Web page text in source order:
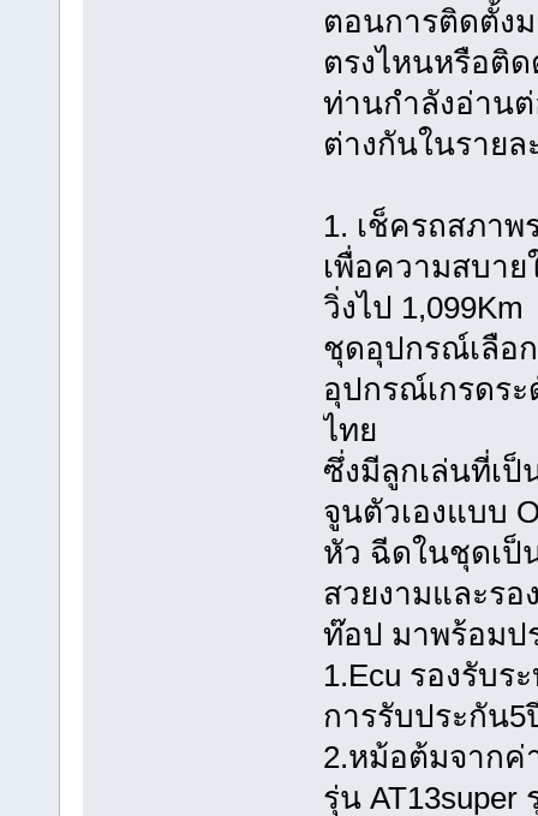
ตอนการติดตั้ง
ตรงไหนหรือติ
ท่านกำลังอ่าน
ต่างกันในรายล
1. เช็ครถสภา
เพื่อความสบา
วิ่งไป 1,099Km
ชุดอุปกรณ์เลือก
อุปกรณ์เกรดร
ไทย
ซึ่งมีลูกเล่นที่เป็
จูนตัวเองแบบ
หัว ฉีดในชุดเป็
สวยงามและร
ท๊อป มาพร้อมป
1.Ecu รองรับร
การรับประกัน5
2.หม้อต้มจากค่
รุ่น